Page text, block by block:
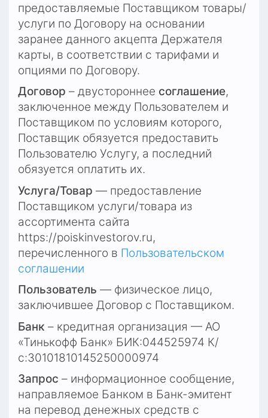
предоставляемые Поставщиком товары/
услуги по Договору на основании
заранее данного акцепта Держателя
карты, в соответствии с тарифами и
опциями по Договору.
Договор – двустороннее соглашение,
заключенное между Пользователем и
Поставщиком по условиям которого,
Поставщик обязуется предоставить
Пользователю Услугу, а последний
обязуется оплатить их.
Услуга/Товар — предоставление
Поставщиком услуги/товара из
ассортимента сайта
https://poiskinvestorov.ru,
перечисленного в Пользовательском
соглашении
Пользователь — физическое лицо,
заключившее Договор с Поставщиком.
Банк – кредитная организация — АО
«Тинькофф Банк» БИК:044525974 К/
с:30101810145250000974
Запрос – информационное сообщение,
направляемое Банком в Банк-эмитент
на перевод денежных средств с